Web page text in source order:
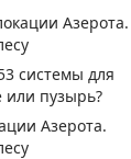
Азерота.
системы для
или пузырь?
Азерота.